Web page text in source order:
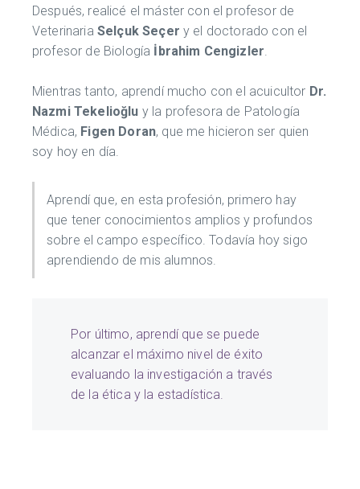
Después, realicé el máster con el profesor de
Veterinaria Selçuk Seçer y el doctorado con el
profesor de Biología İbrahim Cengizler
Mientras tanto, aprendí mucho con el acuicultor Dr.
Nazmi Tekelioğlu y la profesora de Patología
Médica, Figen Doran, que me hicieron ser quien
soy hoy en día.
Aprendí que, en esta profesión, primero hay
que tener conocimientos amplios y profundos
sobre el campo específico. Todavía hoy sigo
aprendiendo de mis alumnos.
Por último, aprendí que se puede
alcanzar el máximo nivel de éxito
evaluando la investigación a través
de la ética y la estadística.